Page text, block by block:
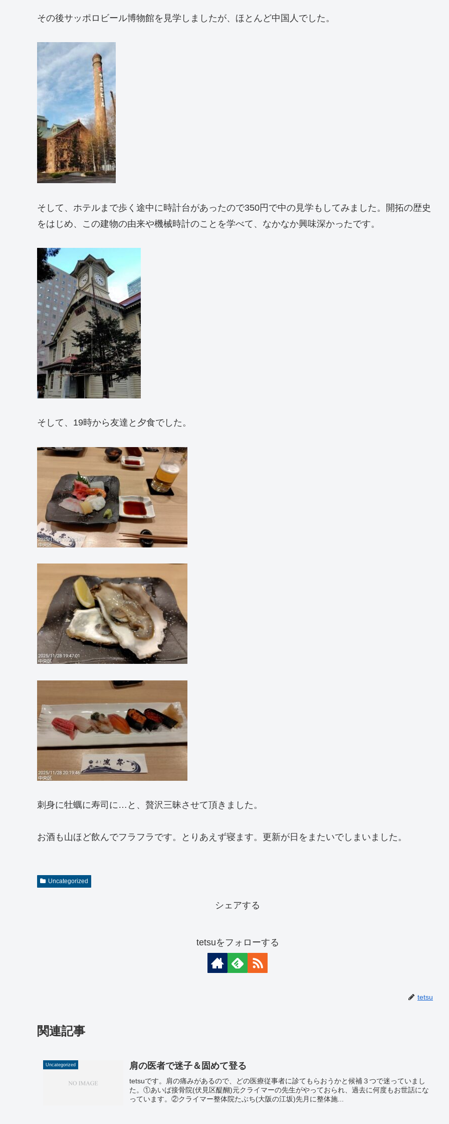
その後サッポロビール博物館を見学しましたが、ほとんど中国人でした。
そして、ホテルまで歩く途中に時計台があったので350円で中の見学もしてみました。開拓の歴史
をはじめ、この建物の由来や機械時計のことを学べて、なかなか興味深かったです。
そして、19時から友達と夕食でした。
刺身に牡蠣に寿司に…と、贅沢三昧させて頂きました。
お酒も山ほど飲んでフラフラです。とりあえず寝ます。更新が日をまたいでしまいました。
Uncategorized
シェアする
tetsuをフォローする
tetsu
関連記事
Uncategorized 肩の医者で迷子＆固めて登る
tetsuです。肩の痛みがあるので、どの医療従事者に診てもらおうかと候補３つで迷っていまし
た。①あいば接骨院(伏見区醍醐)元クライマーの先生がやっておられ、過去に何度もお世話にな
っています。②クライマー整体院たぶち(大阪の江坂)先月に整体施...